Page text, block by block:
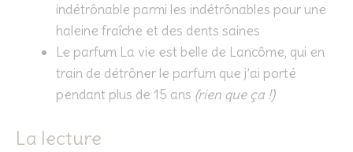
indétrônable parmi les indétrônables pour une
haleine fraîche et des dents saines
Le parfum La vie est belle de Lancôme, qui en
train de détrôner le parfum que j’ai porté
pendant plus de 15 ans (rien que ça !)
La lecture